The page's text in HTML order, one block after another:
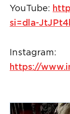
YouTube:
si=dla-
Instagram:
https://